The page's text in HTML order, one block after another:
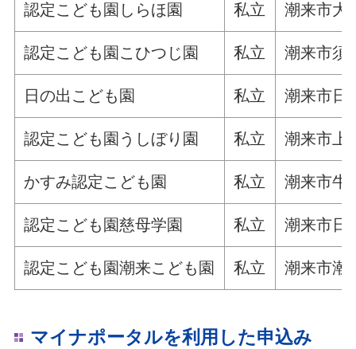
認定こども園しらほ園 私立 潮来市大
認定こども園こひつじ園 私立 潮来市須
日の出こども園 私立 潮来市日
認定こども園うしぼり園 私立 潮来市上
かすみ認定こども園 私立 潮来市牛
認定こども園慈母学園 私立 潮来市日
認定こども園潮来こども園 私立 潮来市潮
マイナポータルを利用した申込み